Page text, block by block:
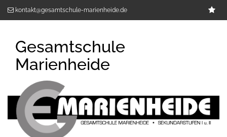
kontakt@gesamtschule-marienheide.de
Gesamtschule
Marienheide